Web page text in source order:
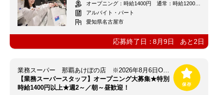
オープニング：時給1400円 通常：時給1200円～＋交通費全額支給
アルバイト・パート
愛知県名古屋市
応募終了日：8月9日 あと 2日
業務スーパー 那覇あけぼの店 ※2026年8月6日OPEN
【業務スーパースタッフ】オープニング大募集★特別
時給1400円以上★週2～／朝～昼歓迎！